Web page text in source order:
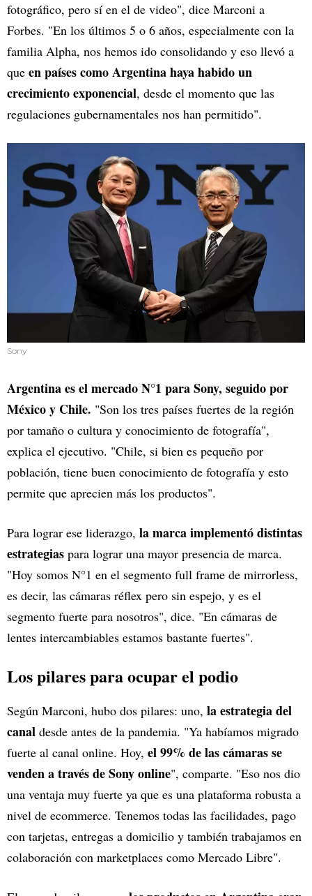
fotográfico, pero sí en el de video", dice Marconi a
Forbes. "En los últimos 5 o 6 años, especialmente con la
familia Alpha, nos hemos ido consolidando y eso llevó a
que en países como Argentina haya habido un
crecimiento exponencial, desde el momento que las
regulaciones gubernamentales nos han permitido".
Sony
Argentina es el mercado N°1 para Sony, seguido por
México y Chile. "Son los tres países fuertes de la región
por tamaño o cultura y conocimiento de fotografía",
explica el ejecutivo. "Chile, si bien es pequeño por
población, tiene buen conocimiento de fotografía y esto
permite que aprecien más los productos".
Para lograr ese liderazgo, la marca implementó distintas
estrategias para lograr una mayor presencia de marca.
"Hoy somos N°1 en el segmento full frame de mirrorless,
es decir, las cámaras réflex pero sin espejo, y es el
segmento fuerte para nosotros", dice. "En cámaras de
lentes intercambiables estamos bastante fuertes".
Los pilares para ocupar el podio
Según Marconi, hubo dos pilares: uno, la estrategia del
canal desde antes de la pandemia. "Ya habíamos migrado
fuerte al canal online. Hoy, el 99% de las cámaras se
venden a través de Sony online", comparte. "Eso nos dio
una ventaja muy fuerte ya que es una plataforma robusta a
nivel de ecommerce. Tenemos todas las facilidades, pago
con tarjetas, entregas a domicilio y también trabajamos en
colaboración con marketplaces como Mercado Libre".